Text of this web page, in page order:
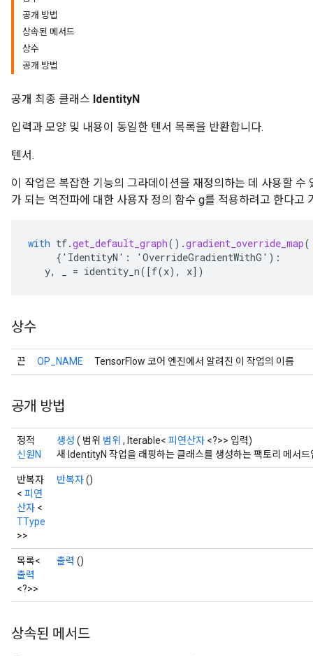
공개 방법
상속된 메서드
상수
공개 방법
공개 최종 클래스 IdentityN
입력과 모양 및 내용이 동일한 텐서 목록을 반환합니다.
텐서.
이 작업은 복잡한 기능의 그라데이션을 재정의하는 데 사용할
가 되는 역전파에 대한 사용자 정의 함수 g를 적용하려고 한다고
with tf.get_default_graph().gradient_override_map(
{ ' IdentityN ' : ' OverrideGradientWithG ' ):
y, = identity_n( [f(x), x] )
상수
끈 OP_NAME TensorFlow 코어 엔진에서 알려진 이 작업의 이름
공개 방법
정적
신원N
생성 ( 범위 범위 , Iterable< 피연산자 <?>> 입력)
새 IdentityN 작업을 래핑하는 클래스를 생성하는 팩토리 메서드
반복자
< 피연
산자 <
TType
>>
반복자()
목록<
출력
<?>>
출력 ()
상속된 메서드